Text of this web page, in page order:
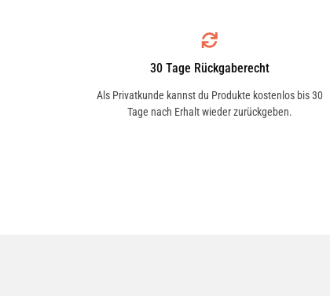
geräten, Booten, Sportartikeln und
Anwendung
Stark verschmutzte Teile
Gebrauch kräftig schütteln,
30 Tage Rückgaberecht
Als Privatkunde kannst du Produkte kostenlos bis 30
Tage nach Erhalt wieder zurückgeben.